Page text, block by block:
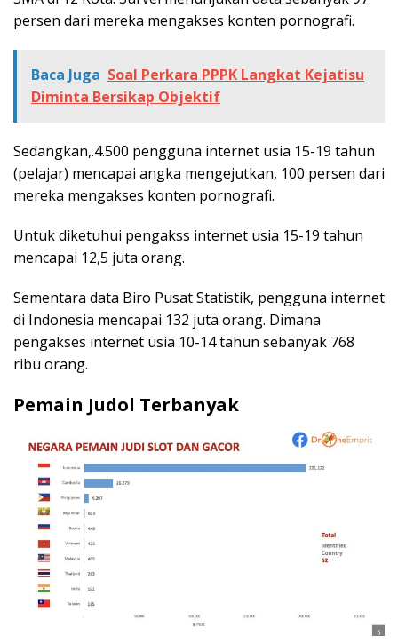
persen dari mereka mengakses konten pornografi.
Baca Juga Soal Perkara PPPK Langkat Kejatisu
Diminta Bersikap Objektif
Sedangkan,.4.500 pengguna internet usia 15-19 tahun
(pelajar) mencapai angka mengejutkan, 100 persen dari
mereka mengakses konten pornografi.
Untuk diketuhui pengakss internet usia 15-19 tahun
mencapai 12,5 juta orang.
Sementara data Biro Pusat Statistik, pengguna internet
di Indonesia mencapai 132 juta orang. Dimana
pengakses internet usia 10-14 tahun sebanyak 768
ribu orang.
Pemain Judol Terbanyak